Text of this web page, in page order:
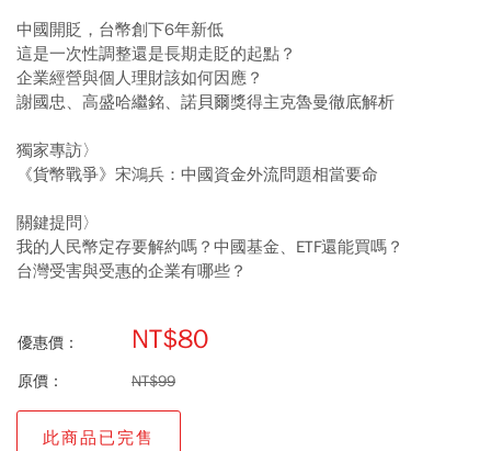
中國開貶，台幣創下6年新低
這是一次性調整還是長期走貶的起點？
企業經營與個人理財該如何因應？
謝國忠、高盛哈繼銘、諾貝爾獎得主克魯曼徹底解析
獨家專訪〉
《貨幣戰爭》宋鴻兵：中國資金外流問題相當要命
關鍵提問〉
我的人民幣定存要解約嗎？中國基金、ETF還能買嗎？
台灣受害與受惠的企業有哪些？
優惠價： NT$80
原價： NT$99
此商品已完售